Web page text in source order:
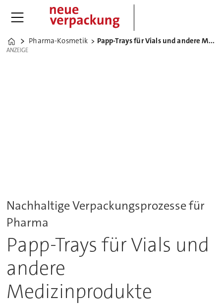
Home
Pharma-Kosmetik Papp-Trays für Vials und andere Medizinprodukte
ANZEIGE
ANZEIGE
Nachhaltige Verpackungsprozesse für
Pharma
Papp-Trays für Vials und
andere
Medizinprodukte